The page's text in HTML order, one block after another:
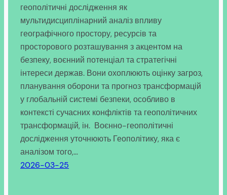
геополітичні дослідження як
мультидисциплінарний аналіз впливу
географічного простору, ресурсів та
просторового розташування з акцентом на
безпеку, воєнний потенціал та стратегічні
інтереси держав. Вони охоплюють оцінку загроз,
планування оборони та прогноз трансформацій
у глобальній системі безпеки, особливо в
контексті сучасних конфліктів та геополітичних
трансформацій, ін. Воєнно-геополітичні
дослідження уточнюють Геополітику, яка є
аналізом того,…
2026-03-25